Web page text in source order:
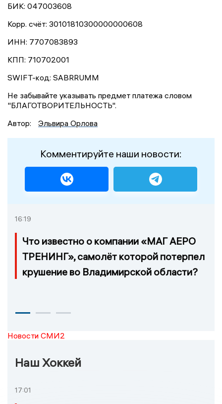
БИК: 047003608
Корр. счёт: 30101810300000000608
ИНН: 7707083893
КПП: 710702001
SWIFT-код: SABRRUMM
Не забывайте указывать предмет платежа словом
"БЛАГОТВОРИТЕЛЬНОСТЬ".
Автор:
Эльвира Орлова
Комментируйте наши новости:
16:19
Что известно о компании «МАГ АЕРО
ТРЕНИНГ», самолёт которой потерпел
крушение во Владимирской области?
Новости СМИ2
Наш Хоккей
17:01